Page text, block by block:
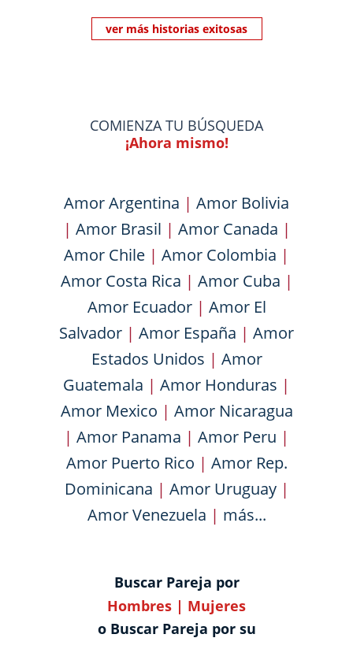
ver más historias exitosas
COMIENZA TU BÚSQUEDA
¡Ahora mismo!
Amor Argentina | Amor Bolivia
| Amor Brasil | Amor Canada |
Amor Chile | Amor Colombia |
Amor Costa Rica | Amor Cuba |
Amor Ecuador| Amor El
Salvador | Amor España | Amor
Estados Unidos | Amor
Guatemala | Amor Honduras |
Amor Mexico | Amor Nicaragua
| Amor Panama | Amor Peru |
Amor Puerto Rico | Amor Rep.
Dominicana | Amor Uruguay|
Amor Venezuela | más...
Buscar Pareja por
Hombres | Mujeres
o Buscar Pareja por su